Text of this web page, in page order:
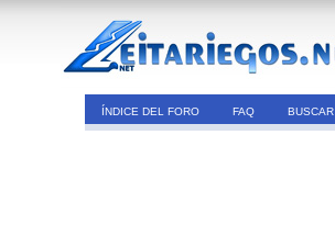
ÍNDICE DEL FORO FAQ BUSCAR